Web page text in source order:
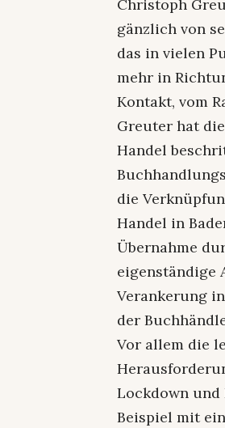
Christoph
gänzlich von
das in vielen
mehr in
Kontakt, vom
Greuter hat
Handel
die
Handel in
Übernahme
eigenständige
Verankerung
der
Vor allem die
Lockdown und
Beispiel mit